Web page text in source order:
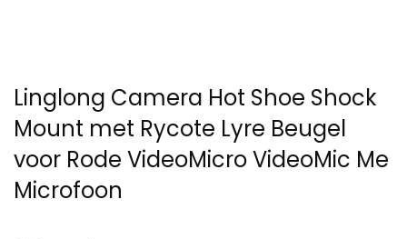
Linglong Camera Hot Shoe Shock
Mount met Rycote Lyre Beugel
voor Rode VideoMicro VideoMic Me
Microfoon